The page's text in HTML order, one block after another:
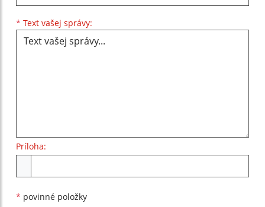
* Text vašej správy:
Príloha:
* povinné položky